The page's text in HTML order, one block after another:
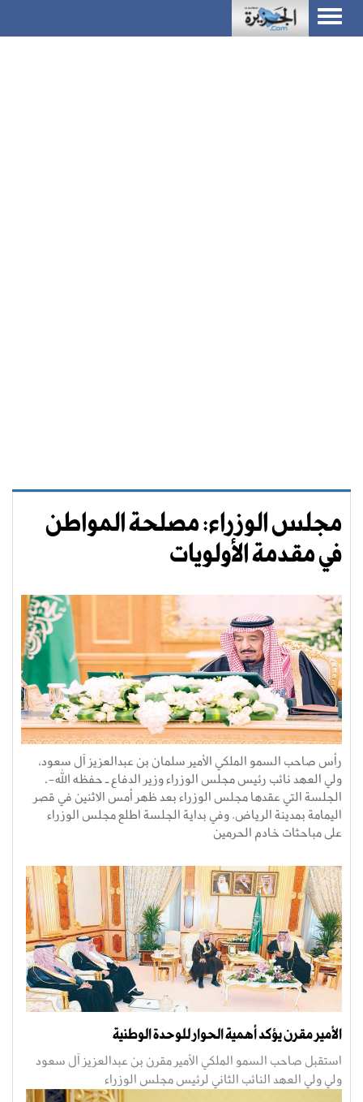
Toggle
navigation
مجلس الوزراء: مصلحة المواطن
في مقدمة الأولويات
رأس صاحب السمو الملكي الأمير سلمان بن عبدالعزيز آل سعود،
ولي العهد نائب رئيس مجلس الوزراء وزير الدفاع ـ حفظه الله-،
الجلسة التي عقدها مجلس الوزراء بعد ظهر أمس الاثنين في قصر
اليمامة بمدينة الرياض. وفي بداية الجلسة اطلع مجلس الوزراء
على مباحثات خادم الحرمين
الأمير مقرن يؤكد أهمية الحوار للوحدة الوطنية
استقبل صاحب السمو الملكي الأمير مقرن بن عبدالعزيز آل سعود
ولي ولي العهد النائب الثاني لرئيس مجلس الوزراء